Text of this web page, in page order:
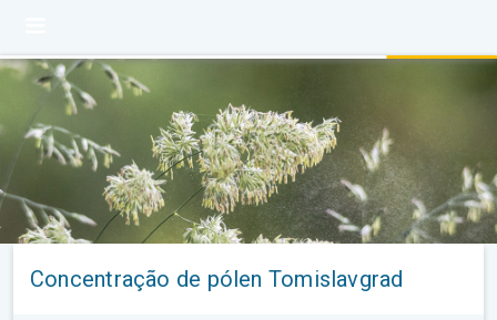
Concentração de pólen Tomislavgrad